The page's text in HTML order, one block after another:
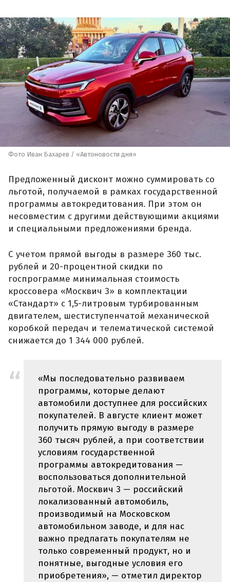
Фото Иван Бахарев / «Автоновости дня»
Предложенный дисконт можно суммировать со
льготой, получаемой в рамках государственной
программы автокредитования. При этом он
несовместим с другими действующими акциями
и специальными предложениями бренда.
С учетом прямой выгоды в размере 360 тыс.
рублей и 20-процентной скидки по
госпрограмме минимальная стоимость
кроссовера «Москвич 3» в комплектации
«Стандарт» с 1,5-литровым турбированным
двигателем, шестиступенчатой механической
коробкой передач и телематической системой
снижается до 1 344 000 рублей.
«Мы последовательно развиваем
программы, которые делают
автомобили доступнее для российских
покупателей. В августе клиент может
получить прямую выгоду в размере
360 тысяч рублей, а при соответствии
условиям государственной
программы автокредитования —
воспользоваться дополнительной
льготой. Москвич 3 — российский
локализованный автомобиль,
производимый на Московском
автомобильном заводе, и для нас
важно предлагать покупателям не
только современный продукт, но и
понятные, выгодные условия его
приобретения», — отметил директор